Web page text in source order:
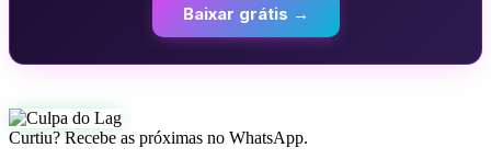
Baixar grátis →
Curtiu? Recebe as próximas no WhatsApp.